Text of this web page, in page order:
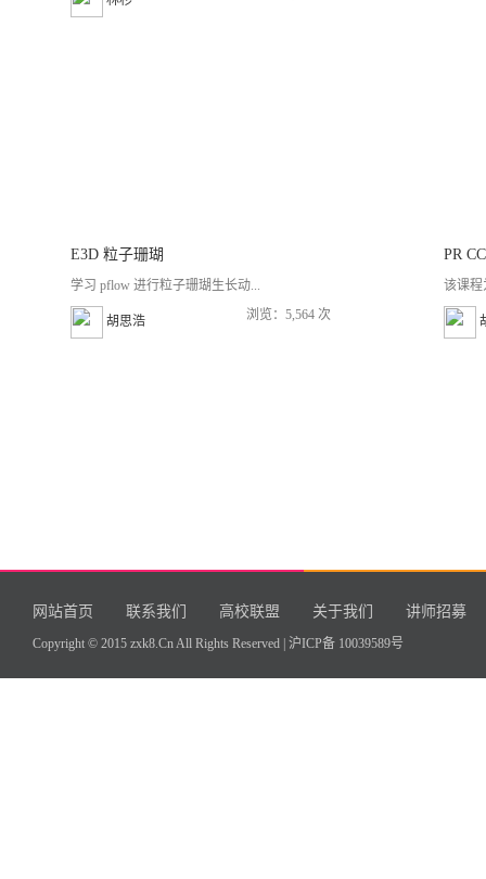
E3D 粒子珊瑚
学习 pflow 进行粒子珊瑚生长动...
胡思浩 浏览：5,564 次
PR
该课程
网站首页 联系我们 高校联盟 关于我们 讲师招募
Copyright © 2015 zxk8.Cn All Rights Reserved | 沪ICP备 10039589号